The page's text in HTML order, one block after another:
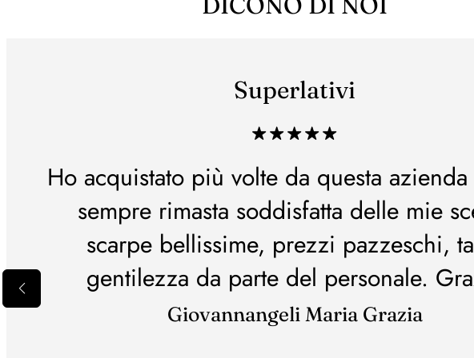
Superlativi
Ho acquistato più volte da questa
sempre rimasta soddisfatta delle mie
scarpe bellissime, prezzi pazzeschi,
gentilezza da parte del personale.
Giovannangeli Maria Grazia